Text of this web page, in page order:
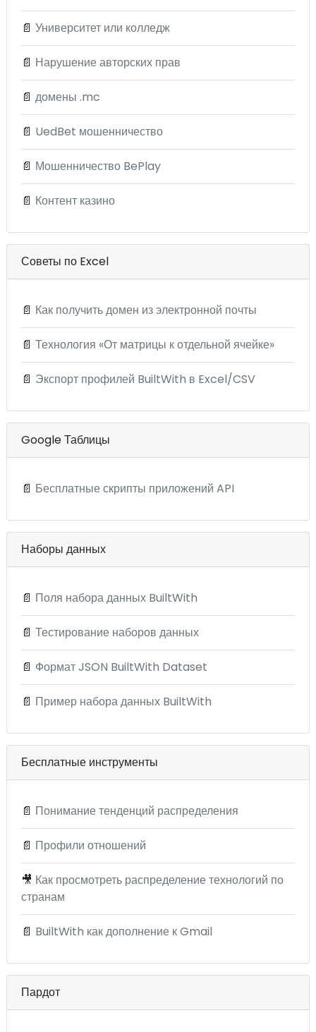
📄 Университет или колледж
📄 Нарушение авторских прав
📄 домены .mc
📄 UedBet мошенничество
📄 Мошенничество BePlay
📄 Контент казино
Советы по Excel
📄 Как получить домен из электронной почты
📄 Технология «От матрицы к отдельной ячейке»
📄 Экспорт профилей BuiltWith в Excel/CSV
Google Таблицы
📄 Бесплатные скрипты приложений API
Наборы данных
📄 Поля набора данных BuiltWith
📄 Тестирование наборов данных
📄 Формат JSON BuiltWith Dataset
📄 Пример набора данных BuiltWith
Бесплатные инструменты
📄 Понимание тенденций распределения
📄 Профили отношений
🎥 Как просмотреть распределение технологий по
странам
📄 BuiltWith как дополнение к Gmail
Пардот